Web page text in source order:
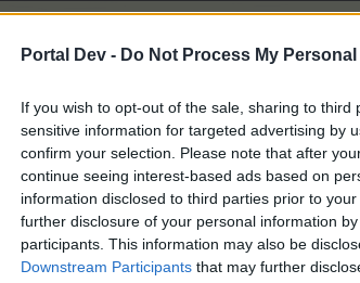
Portal Dev - Do Not Process My
If you wish to opt-out of the sale, sharing to
sensitive information for targeted advertising by
confirm your selection. Please note that after
continue seeing interest-based ads based on
information disclosed to third parties prior to
further disclosure of your personal information
participants. This information may also be
Downstream Participants that may further
oprettelse af fejlmelding!
ikke
?